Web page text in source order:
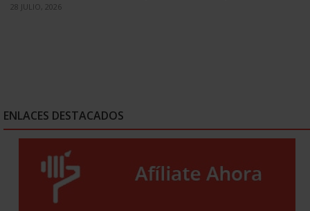
28 JULIO, 2026
ENLACES DESTACADOS